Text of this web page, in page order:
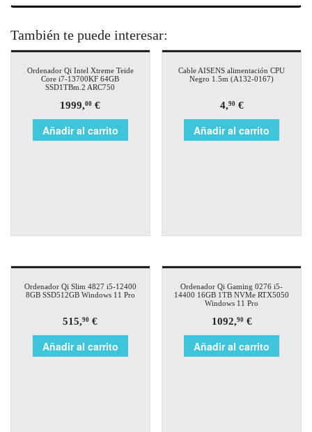
También te puede interesar:
Ordenador Qi Intel Xtreme Teide
Core i7-13700KF 64GB
SSD1TBm.2 ARC750
1999,00 €
Añadir al carrito
Cable AISENS alimentación CPU
Negro 1.5m (A132-0167)
4,90€
Añadir al carrito
Ordenador Qi Slim 4827 i5-12400
8GB SSD512GB Windows 11 Pro
515,90 €
Añadir al carrito
Ordenador Qi Gaming 0276 i5-
14400 16GB 1TB NVMe RTX5050
Windows 11 Pro
1092,90€
Añadir al carrito